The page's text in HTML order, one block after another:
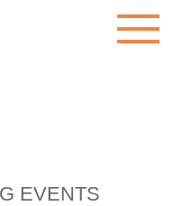
EVENTS